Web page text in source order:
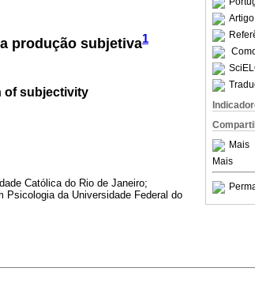
Mais
Mais
produção subjetiva1
of subjectivity
Católica do Rio de Janeiro;
Psicologia da Universidade Federal do